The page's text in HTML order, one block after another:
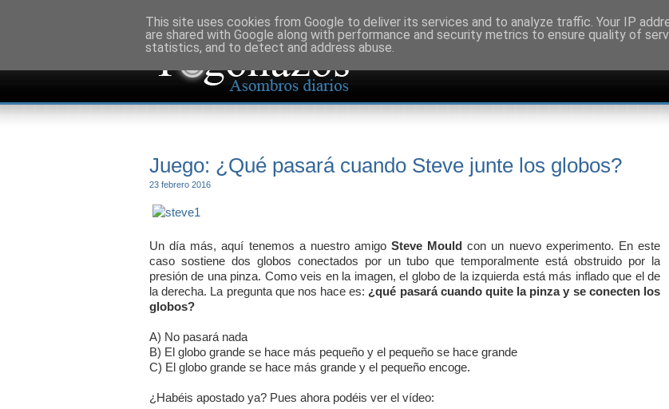
Juego: ¿Qué pasará cuando Steve junte los globos?
23 febrero 2016
Un día más, aquí tenemos a nuestro amigoSteve Mould con un nuevo experimento. En este
caso sostiene dos globos conectados por un tubo que temporalmente está obstruido por la
presión de una pinza. Como veis en la imagen, el globo de la izquierda está más inflado que el de
la derecha. La pregunta que nos hace es: ¿qué pasará cuando quite la pinza y se conecten los
globos?
A) No pasará nada
B) El globo grande se hace más pequeño y el pequeño se hace grande
C) El globo grande se hace más grande y el pequeño encoge.
¿Habéis apostado ya? Pues ahora podéis ver el vídeo:
This site uses cookies from Google to deliver its services and to analyze traffic. Your IP
are shared with Google along with performance and security metrics to ensure quality of
statistics, and to detect and address abuse.